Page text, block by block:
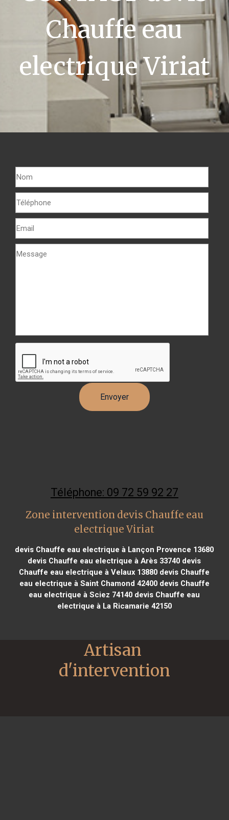
Chauffe eau
electrique Viriat
Téléphone: 09 72 59 92 27
Zone intervention devis Chauffe eau
electrique Viriat
devis Chauffe eau electrique à Lançon Provence 13680
devis Chauffe eau electrique à Arès 33740 devis
Chauffe eau electrique à Velaux 13880 devis Chauffe
eau electrique à Saint Chamond 42400devis Chauffe
eau electrique à Sciez 74140 devis Chauffe eau
electrique à La Ricamarie 42150
Artisan
d'intervention